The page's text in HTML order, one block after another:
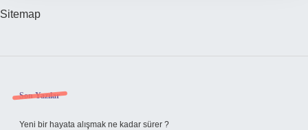
Sitemap
Sidebar
Son Yazılar
Yeni bir hayata alışmak ne kadar sürer ?